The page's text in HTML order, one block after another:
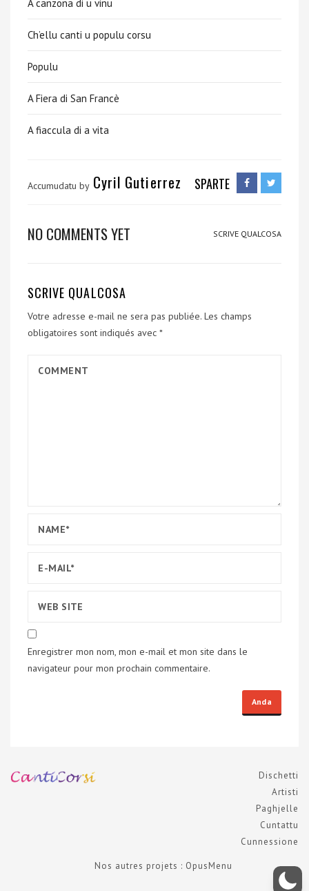
A canzona di u vinu
Ch’ellu canti u populu corsu
Populu
A Fiera di San Francè
A fiaccula di a vita
Accumudatu by Cyril Gutierrez SPARTE
NO COMMENTS YET SCRIVE QUALCOSA
SCRIVE QUALCOSA
Votre adresse e-mail ne sera pas publiée. Les champs
obligatoires sont indiqués avec *
Enregistrer mon nom, mon e-mail et mon site dans le
navigateur pour mon prochain commentaire.
Dischetti
Artisti
Paghjelle
Cuntattu
Cunnessione
Nos autres projets : OpusMenu